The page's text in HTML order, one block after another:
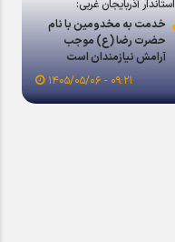
استاندار آذربایجان غربی:
خدمت به مخدومین با نام
حضرت رضا (ع) موجب
آرامش نیازمندان است
۰۹:۲۱ - ۱۴۰۵/۰۵/۰۶